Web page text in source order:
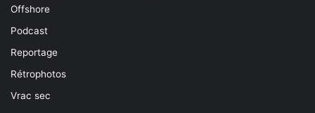
Offshore
Podcast
Reportage
Rétrophotos
Vrac sec